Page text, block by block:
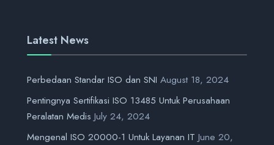
Latest News
Perbedaan Standar ISO dan SNI August 18, 2024
Pentingnya Sertifikasi ISO 13485 Untuk Perusahaan
Peralatan Medis July 24, 2024
Mengenal ISO 20000-1 Untuk Layanan IT June 20,